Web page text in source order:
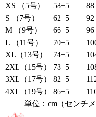
XS （5号）
58+5 88
S （7号）
62+5 92
M （9号）
66+5 96
L （11号）
70+5
XL（13号）
74+5
2XL（15号）
78+5
3XL（17号）
82+5
4XL（19号）
86+5
単位：cm（センチメ